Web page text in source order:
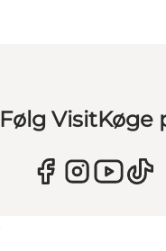
Følg VisitKøge